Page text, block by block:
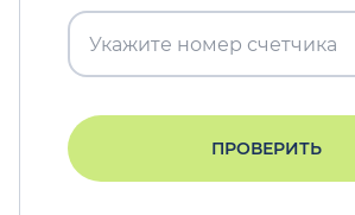
ПРОВЕРИТЬ